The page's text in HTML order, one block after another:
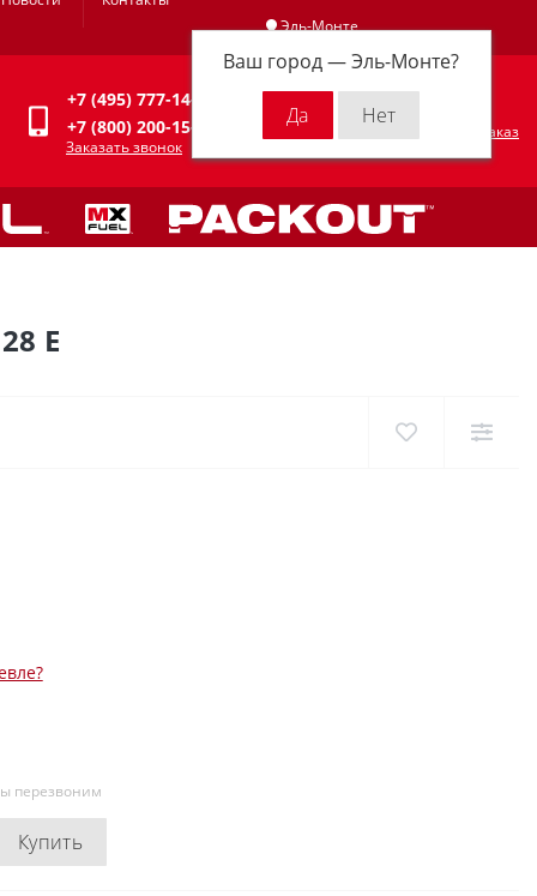
Эль-Монте
Ваш город —Эль-Монте?
Личный кабинет
+7 (495) 777-14-94
+7 (800) 200-15-94
Заказать звонок
Оформить заказ
E
перезвоним
Купить